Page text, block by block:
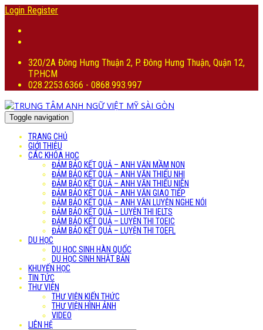
Login Register
320/2A Đông Hưng Thuận 2, P. Đông Hưng Thuận, Quận 12,
TP.HCM
028.2253.6366 - 0868.993.997
Toggle navigation
TRANG CHỦ
GIỚI THIỆU
CÁC KHÓA HỌC
ĐẢM BẢO KẾT QUẢ – ANH VĂN MẦM NON
ĐẢM BẢO KẾT QUẢ – ANH VĂN THIẾU NHI
ĐẢM BẢO KẾT QUẢ – ANH VĂN THIẾU NIÊN
ĐẢM BẢO KẾT QUẢ – ANH VĂN GIAO TIẾP
ĐẢM BẢO KẾT QUẢ – ANH VĂN LUYỆN NGHE NÓI
ĐẢM BẢO KẾT QUẢ – LUYỆN THI IELTS
ĐẢM BẢO KẾT QUẢ – LUYỆN THI TOEIC
ĐẢM BẢO KẾT QUẢ – LUYỆN THI TOEFL
DU HỌC
DU HỌC SINH HÀN QUỐC
DU HỌC SINH NHẬT BẢN
KHUYẾN HỌC
TIN TỨC
THƯ VIỆN
THƯ VIỆN KIẾN THỨC
THƯ VIỆN HÌNH ẢNH
VIDEO
LIÊN HỆ